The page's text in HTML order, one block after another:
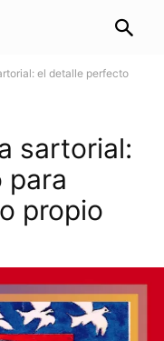
el detalle perfecto
sartorial:
para
propio